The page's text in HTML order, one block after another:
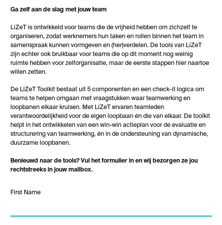
Ga zelf aan de slag met jouw team
LiZeT is ontwikkeld voor teams die de vrijheid hebben om zichzelf te
organiseren, zodat werknemers hun taken en rollen binnen het team in
samenspraak kunnen vormgeven en (her)verdelen. De tools van LiZeT
zijn echter ook bruikbaar voor teams die op dit moment nog weinig
ruimte hebben voor zelforganisatie, maar de eerste stappen hier naartoe
willen zetten.
De LiZeT Toolkit bestaat uit 5 componenten en een check-it logica om
teams te helpen omgaan met vraagstukken waar teamwerking en
loopbanen elkaar kruisen. Met LiZeT ervaren teamleden
verantwoordelijkheid voor de eigen loopbaan én die van elkaar. De toolkit
helpt in het ontwikkelen van een win-win actieplan voor de evaluatie en
structurering van teamwerking, én in de ondersteuning van dynamische,
duurzame loopbanen.
Benieuwd naar de tools? Vul het formulier in en wij bezorgen ze jou
rechtstreeks in jouw mailbox.
this
blank
First Name